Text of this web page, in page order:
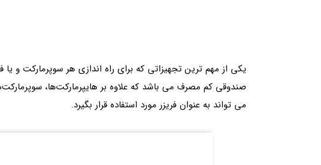
یکی از مهم ترین تجهیزاتی که برای راه اندازی هر سوپرمارکت و یا
صندوقی کم مصرف می باشد که علاوه بر هایپرمارکت‌ها،
می تواند به عنوان فریزر مورد استفاده قرار بگیرد.